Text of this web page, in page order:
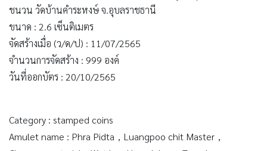
ชนวน วัดบ้านคำระหงษ์ จ.อุบลราชธานี
ขนาด : 2.6 เซ็นติเมตร
จัดสร้างเมื่อ (ว/ด/ป) : 11/07/2565
จำนวนการจัดสร้าง : 999 องค์
วันที่ออกบัตร : 20/10/2565
Category : stamped coins
Amulet name : Phra Pidta，Luangpoo chit Master，